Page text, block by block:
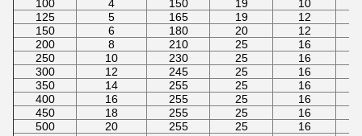
100
4 150 19 10
125
5 165 19 12
150
6 180 20 12
200
8 210 25 16
250
10 230 25 16
300
12 245 25 16
350
14 255 25 16
400
16 255 25 16
450
18 255 25 16
500
20 255 25 16